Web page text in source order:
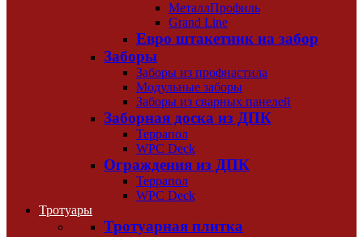
МеталлПрофиль
Grand Line
Евро штакетник на забор
Заборы
Заборы из профнастила
Модульные заборы
Заборы из сварных панелей
Заборная доска из ДПК
Террапол
WPC Deck
Ограждения из ДПК
Террапол
WPC Deck
Тротуары
Тротуарная плитка